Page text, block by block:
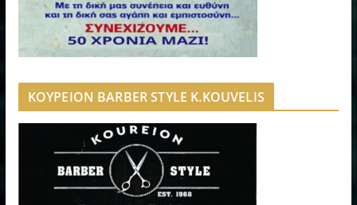
ΚΟΥΡΕΙΟΝ BARBER STYLE K.KOUVELIS